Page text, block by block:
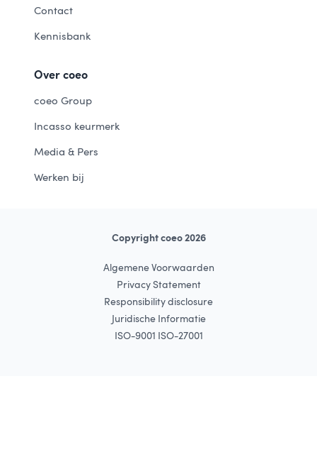
Contact
Kennisbank
Over coeo
coeo Group
Incasso keurmerk
Media & Pers
Werken bij
Copyright coeo 2026
Algemene Voorwaarden
Privacy Statement
Responsibility disclosure
Juridische Informatie
ISO-9001 ISO-27001